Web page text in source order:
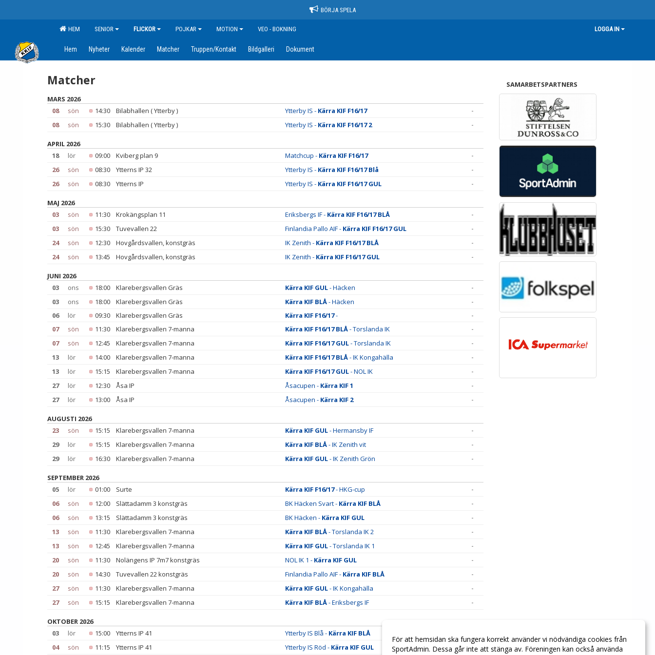
BÖRJA SPELA
HEM SENIOR FLICKOR POJKAR MOTION VEO - BOKNING LOGGA IN
Hem Nyheter Kalender Matcher Truppen/Kontakt Bildgalleri Dokument
Matcher
MARS 2026
08
sön 14:30 Bilabhallen ( Ytterby ) Ytterby IS - Kärra KIF F16/17
-
08
sön 15:30 Bilabhallen ( Ytterby ) Ytterby IS - Kärra KIF F16/17 2 -
APRIL 2026
18
lör 09:00 Kviberg plan 9 Matchcup - Kärra KIF F16/17
-
26
sön 08:30 Ytterns IP 32 Ytterby IS - Kärra KIF F16/17 Blå
-
26
sön 08:30 Ytterns IP Ytterby IS - Kärra KIF F16/17 GUL -
MAJ 2026
03
sön 11:30 Krokängsplan 11 Eriksbergs IF - Kärra KIF F16/17 BLÅ
-
03
sön 15:30 Tuvevallen 22 Finlandia Pallo AIF - Kärra KIF F16/17 GUL
-
24
sön 12:30 Hovgårdsvallen, konstgräs IK Zenith - Kärra KIF F16/17 BLÅ
-
24
sön 13:45 Hovgårdsvallen, konstgräs IK Zenith - Kärra KIF F16/17 GUL -
JUNI 2026
03
ons 18:00 Klarebergsvallen Gräs Kärra KIF GUL- Häcken
-
03
ons 18:00 Klarebergsvallen Gräs Kärra KIF BLÅ- Häcken
-
06
lör 09:30 Klarebergsvallen Gräs Kärra KIF F16/17-
-
07
sön 11:30 Klarebergsvallen 7-manna Kärra KIF F16/17 BLÅ- Torslanda IK
-
07
sön 12:45 Klarebergsvallen 7-manna Kärra KIF F16/17 GUL- Torslanda IK
-
13
lör 14:00 Klarebergsvallen 7-manna Kärra KIF F16/17 BLÅ- IK Kongahälla
-
13
lör 15:15 Klarebergsvallen 7-manna Kärra KIF F16/17 GUL- NOL IK
-
27
lör 12:30 Åsa IP Åsacupen - Kärra KIF 1
-
27
lör 13:00 Åsa IP Åsacupen - Kärra KIF 2 -
AUGUSTI 2026
23
sön 15:15 Klarebergsvallen 7-manna Kärra KIF GUL- Hermansby IF
-
29
lör 15:15 Klarebergsvallen 7-manna Kärra KIF BLÅ- IK Zenith vit
-
29
lör 16:30 Klarebergsvallen 7-manna Kärra KIF GUL- IK Zenith Grön -
SEPTEMBER 2026
05
lör 01:00 Surte Kärra KIF F16/17- HKG-cup
-
06
sön 12:00 Slättadamm 3 konstgräs BK Häcken Svart - Kärra KIF BLÅ
-
06
sön 13:15 Slättadamm 3 konstgräs BK Häcken - Kärra KIF GUL
-
13
sön 11:30 Klarebergsvallen 7-manna Kärra KIF BLÅ- Torslanda IK 2
-
13
sön 12:45 Klarebergsvallen 7-manna Kärra KIF GUL- Torslanda IK 1
-
20
sön 11:30 Nolängens IP 7m7 konstgräs NOL IK 1 - Kärra KIF GUL
-
20
sön 14:30 Tuvevallen 22 konstgräs Finlandia Pallo AIF - Kärra KIF BLÅ
-
27
sön 11:30 Klarebergsvallen 7-manna Kärra KIF GUL- IK Kongahälla
-
27
sön 15:15 Klarebergsvallen 7-manna Kärra KIF BLÅ- Eriksbergs IF -
OKTOBER 2026
03
lör 15:00 Ytterns IP 41 Ytterby IS Blå - Kärra KIF BLÅ
04
sön 11:15 Ytterns IP 41 Ytterby IS Röd - Kärra KIF GUL -
SAMARBETSPARTNERS
För att hemsidan ska fungera korrekt använder vi nödvändiga cookies från
SportAdmin. Dessa går inte att stänga av. Föreningen kan också använda